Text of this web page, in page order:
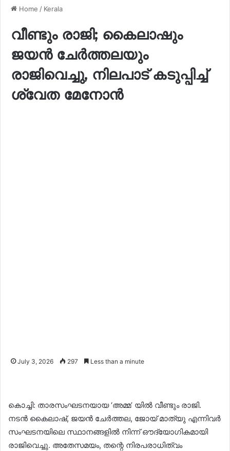
Home / Kerala
വീണ്ടും രാജി; കൈലാഷും
ജയൻ ചേർത്തലയും
രാജിവെച്ചു, നിലപാട് കടുപ്പിച്ച്
ശ്വേത മേനോൻ
July 3, 2026 297 Less than a minute
കൊച്ചി: താരസംഘടനയായ ‘അമ്മ’ യിൽ വീണ്ടും രാജി.
നടൻ കൈലാഷ്, ജയൻ ചേർത്തല, ജോയ് മാത്യു എന്നിവർ
സംഘടനയിലെ സ്ഥാനങ്ങളിൽ നിന്ന് ഔദ്യോഗികമായി
രാജിവെച്ചു. അതേസമയം, തന്റെ നിരപരാധിത്വം